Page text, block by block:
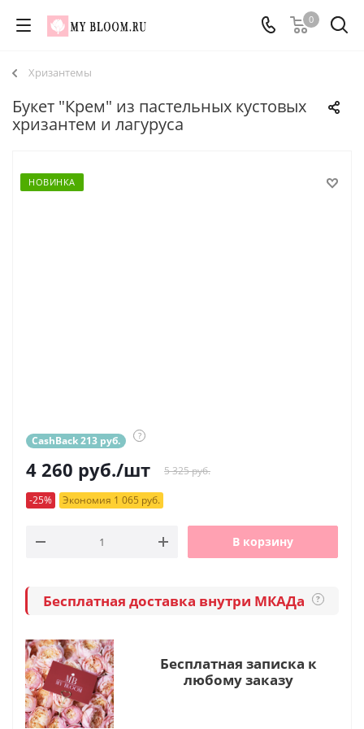
0
Хризантемы
Букет "Крем" из пастельных кустовых
хризантем и лагуруса
НОВИНКА
CashBack 213 руб. ?
4 260 руб./шт 5 325 руб.
-25% Экономия 1 065 руб.
В корзину
Бесплатная доставка внутри МКАДа ?
Бесплатная записка к
любому заказу